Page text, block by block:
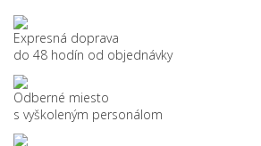
Expresná doprava
do 48 hodín od objednávky
Odberné miesto
s vyškoleným personálom